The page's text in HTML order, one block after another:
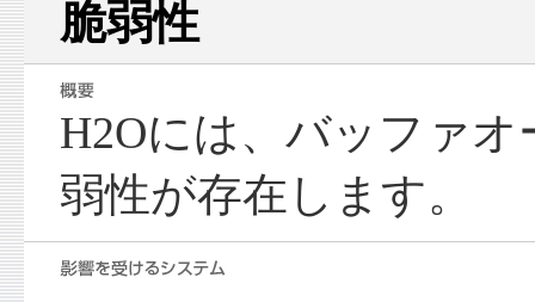
脆弱性
H2Oには、バッファ
弱性が存在します。